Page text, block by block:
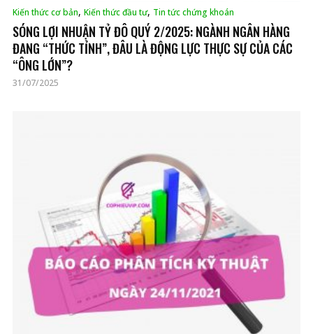
Kiến thức cơ bản, Kiến thức đầu tư, Tin tức chứng khoán
SÓNG LỢI NHUẬN TỶ ĐÔ QUÝ 2/2025: NGÀNH NGÂN HÀNG
ĐANG “THỨC TỈNH”, ĐÂU LÀ ĐỘNG LỰC THỰC SỰ CỦA CÁC
“ÔNG LỚN”?
31/07/2025